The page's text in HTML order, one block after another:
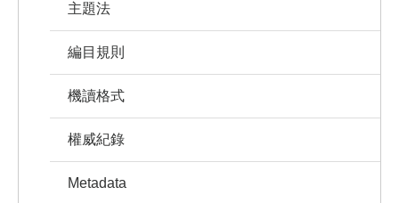
主題法
編目規則
機讀格式
權威紀錄
Metadata